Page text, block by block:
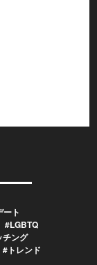
ート
#LGBTQ
チング
#トレンド